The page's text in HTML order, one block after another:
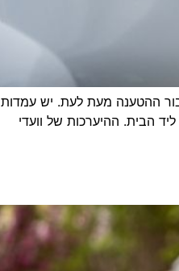
ההטענה מעת לעת. יש עמדות
הבית. ההיערכות של וועדי